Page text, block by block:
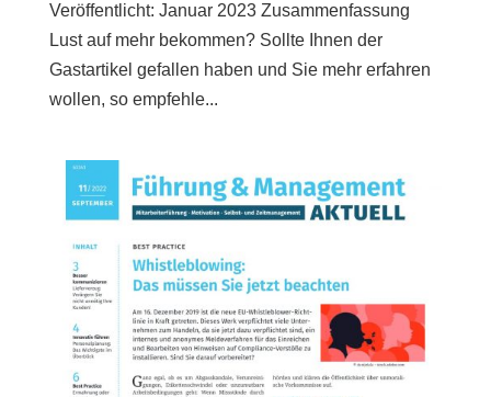
Veröffentlicht: Januar 2023 Zusammenfassung
Lust auf mehr bekommen? Sollte Ihnen der
Gastartikel gefallen haben und Sie mehr erfahren
wollen, so empfehle...